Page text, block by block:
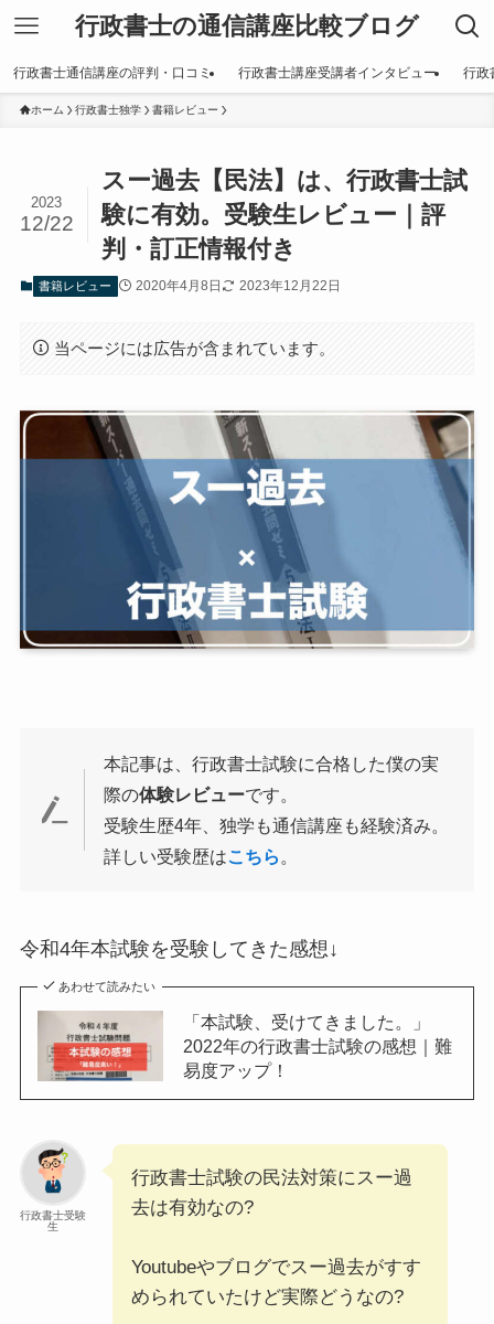
行政書士の通信講座比較ブログ
行政書士通信講座の評判・口コミ 行政書士講座受講者インタビュー 行政
ホーム 行政書士独学 書籍レビュー
スー過去【民法】は、行政書士試
験に有効。受験生レビュー｜評
判・訂正情報付き
2023
12/22
書籍レビュー 2020年4月8日 2023年12月22日
当ページには広告が含まれています。
本記事は、行政書士試験に合格した僕の実
際の体験レビューです。
受験生歴4年、独学も通信講座も経験済み。
詳しい受験歴はこちら 。
令和4年本試験を受験してきた感想↓
あわせて読みたい
「本試験、受けてきました。」
2022年の行政書士試験の感想｜難
易度アップ！
行政書士受験
生
行政書士試験の民法対策にスー過
去は有効なの?
Youtubeやブログでスー過去がすす
められていたけど実際どうなの?